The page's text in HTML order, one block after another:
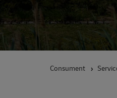
Consument